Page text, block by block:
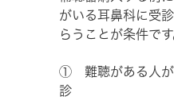
がいる耳鼻科に受
らうことが条件です
① 難聴がある人が
診